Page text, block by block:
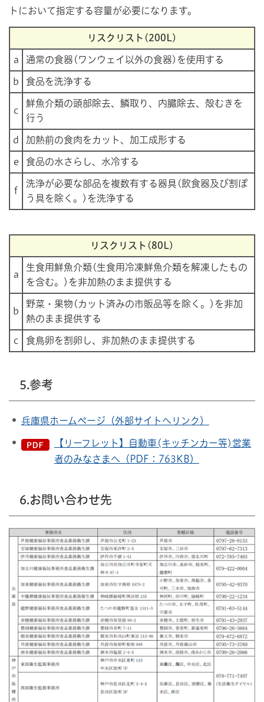
トにおいて指定する容量が必要になります。
リスクリスト(200L)
a 通常の食器(ワンウェイ以外の食器)を使用する
b 食品を洗浄する
c
鮮魚介類の頭部除去、鱗取り、内臓除去、殻むきを
行う
d 加熱前の食肉をカット、加工成形する
e 食品の水さらし、水冷する
f
洗浄が必要な部品を複数有する器具(飲食器及び割ぽ
う具を除く。)を洗浄する
リスクリスト(80L)
a
生食用鮮魚介類(生食用冷凍鮮魚介類を解凍したもの
を含む。)を非加熱のまま提供する
b
野菜・果物(カット済みの市販品等を除く。)を非加
熱のまま提供する
c 食鳥卵を割卵し、非加熱のまま提供する
5.参考
兵庫県ホームページ（外部サイトへリンク）
【リーフレット】自動車(キッチンカー等)営業
者のみなさまへ（PDF：763KB）
6.お問い合わせ先